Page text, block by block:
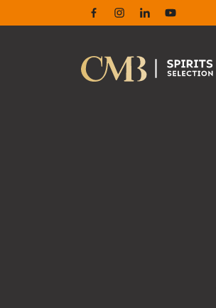
FacebookInstagram
LinkedinYoutube